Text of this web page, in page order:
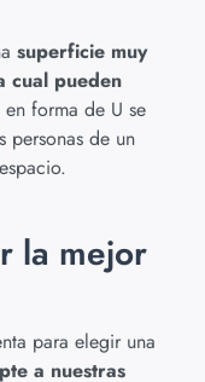
superficie muy
cual pueden
en forma de U se
personas de un
la mejor
para elegir una
a nuestras